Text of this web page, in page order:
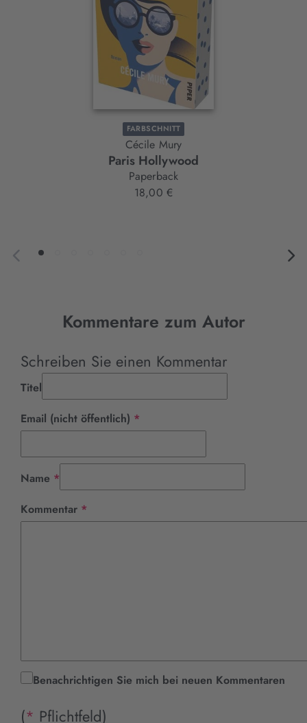
FARBSCHNITT
Cécile Mury
Paris Hollywood
Paperback
18,00 €
Kommentare zum Autor
Schreiben Sie einen Kommentar
Titel
Email (nicht öffentlich) *
Name *
Kommentar *
Benachrichtigen Sie mich bei neuen Kommentaren
(* Pflichtfeld)